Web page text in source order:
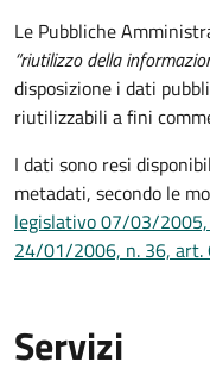
Le Pubbliche
“riutilizzo della
disposizione i dati
riutilizzabili a fini
I dati sono resi
metadati, secondo le
legislativo 07/03/
24/01/2006, n. 36, art.
Servizi